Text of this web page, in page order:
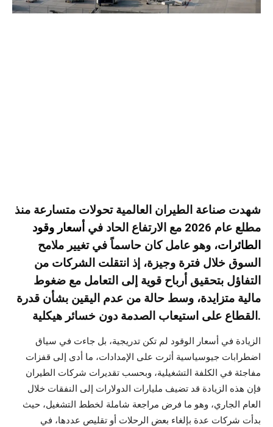
شهدت صناعة الطيران العالمية تحولات متسارعة منذ
مطلع عام 2026 مع الارتفاع الحاد في
أسعار وقود
الطائرات، وهو عامل كان حاسماً في تغيير ملامح
السوق خلال فترة وجيزة، إذ انتقلت الشركات من
التفاؤل بتحقيق أرباح قوية إلى التعامل مع ضغوط
مالية متزايدة، وسط حالة من عدم اليقين بشأن قدرة
القطاع على استيعاب الصدمة دون خسائر هيكلية.
الزيادة في أسعار الوقود لم تكن تدريجية، بل جاءت في سياق
اضطرابات جيوسياسية أثرت على الإمدادات، ما أدى إلى قفزات
مفاجئة في الكلفة التشغيلية، وبحسب تقديرات شركات الطيران
فإن هذه الزيادة قد تضيف مليارات الدولارات إلى النفقات خلال
العام الجاري، وهو ما فرض مراجعة شاملة لخطط التشغيل، حيث
بدأت شركات عدة بإلغاء بعض الرحلات أو تقليص عددها، في